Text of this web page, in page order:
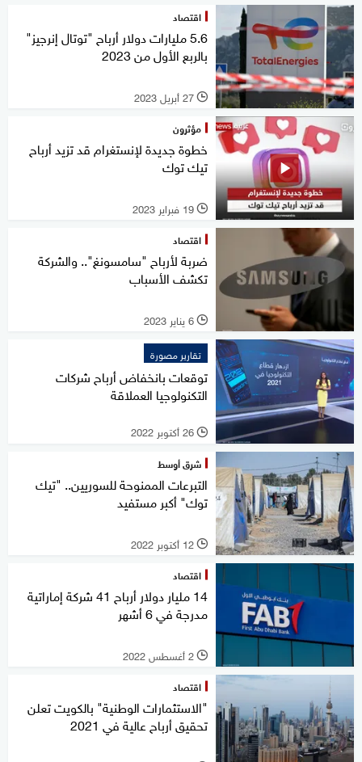
اقتصاد
5.6 مليارات دولار أرباح "توتال إنرجيز"
بالربع الأول من 2023
l 27 أبريل 2023
مؤثرون
خطوة جديدة لإنستغرام قد تزيد أرباح
تيك توك
l 19 فبراير 2023
اقتصاد
ضربة لأرباح "سامسونغ".. والشركة
تكشف الأسباب
l 6 يناير 2023
تقارير مصورة
توقعات بانخفاض أرباح شركات
التكنولوجيا العملاقة
l 26 أكتوبر 2022
شرق أوسط
التبرعات الممنوحة للسوريين.. "تيك
توك" أكبر مستفيد
l 12 أكتوبر 2022
اقتصاد
14 مليار دولار أرباح 41 شركة إماراتية
مدرجة في 6 أشهر
l 2 أغسطس 2022
اقتصاد
"الاستثمارات الوطنية" بالكويت تعلن
تحقيق أرباح عالية في 2021